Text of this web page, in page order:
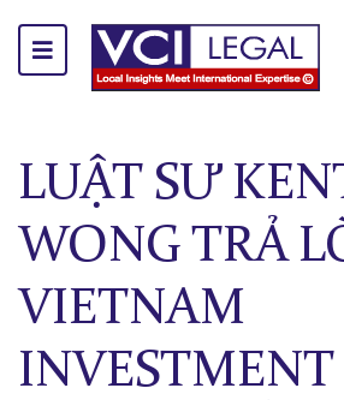
LUẬT SƯ
WONG TRẢ
VIETNAM
INVESTMENT